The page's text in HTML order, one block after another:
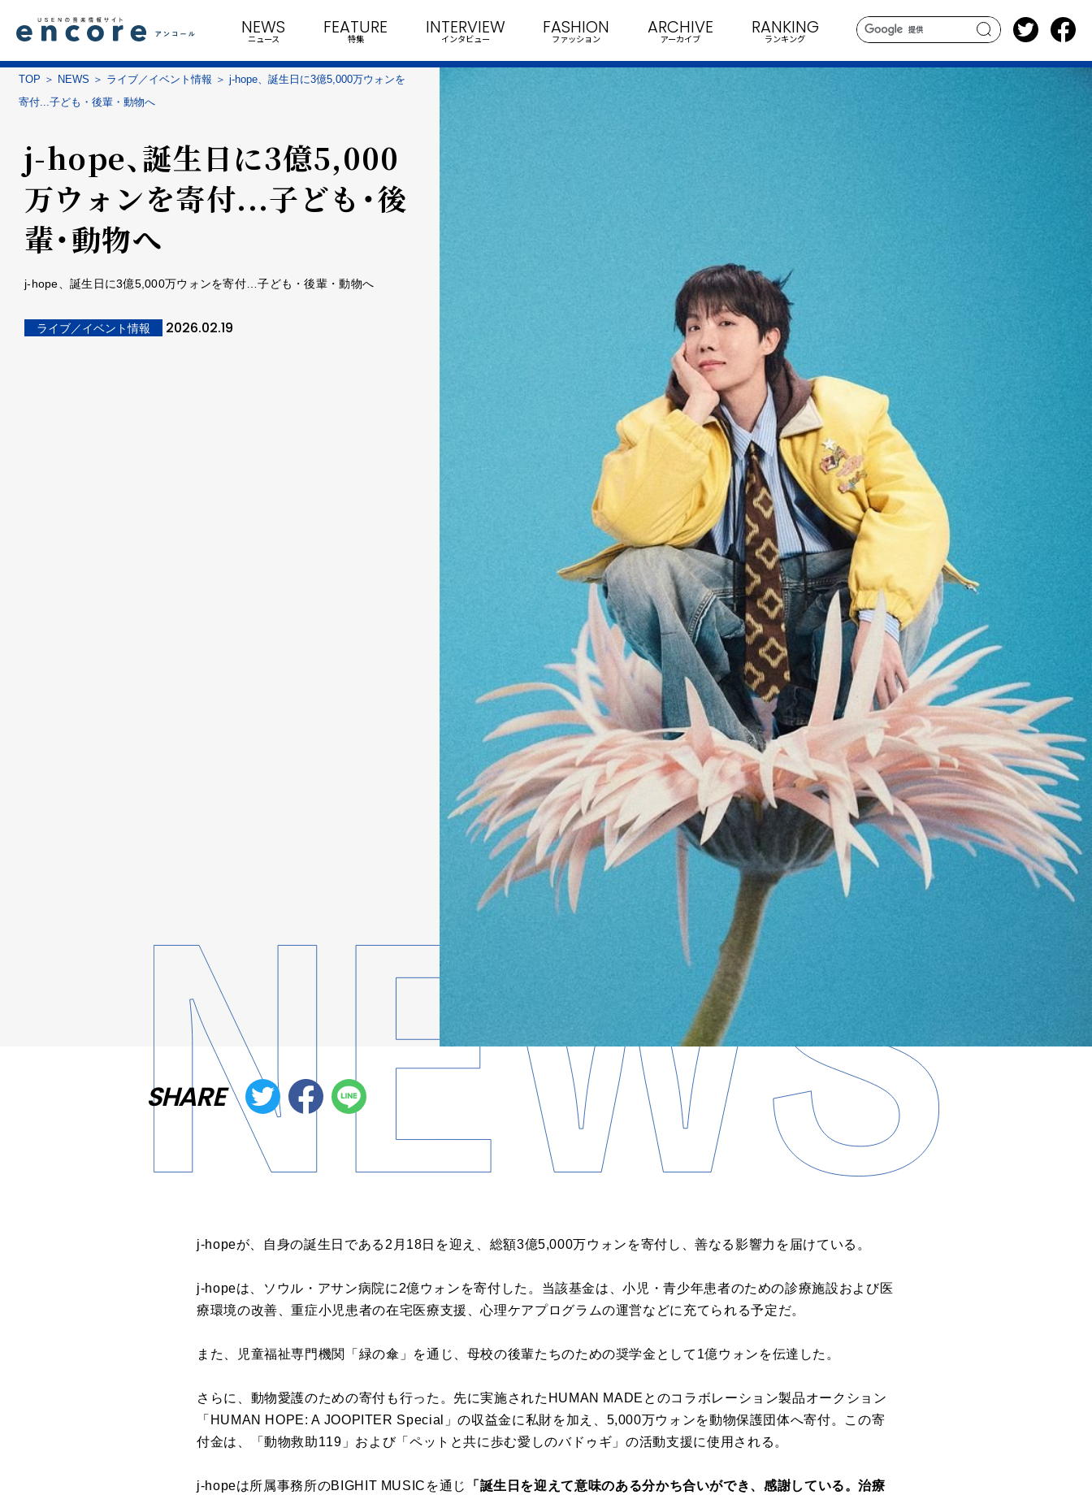
search
NEWS
ニュース
FEATURE
特集
INTERVIEW
インタビュー
FASHION
ファッション
ARCHIVE
アーカイブ
RANKING
ランキング
TOP NEWS ライブ／イベント情報
j-hope、誕生日に3億5,000万ウォンを
寄付...子ども・後輩・動物へ
j-hope、誕生日に3億5,000
万ウォンを寄付...子ども・後
輩・動物へ
j-hope、誕生日に3億5,000万ウォンを寄付…子ども・後輩・動物へ
ライブ／イベント情報 2026.02.19
SHARE
j-hopeが、自身の誕生日である2月18日を迎え、総額3億5,000万ウォンを寄付し、善なる影響力を届けている。
j-hopeは、ソウル・アサン病院に2億ウォンを寄付した。当該基金は、小児・青少年患者のための診療施設および医
療環境の改善、重症小児患者の在宅医療支援、心理ケアプログラムの運営などに充てられる予定だ。
また、児童福祉専門機関「緑の傘」を通じ、母校の後輩たちのための奨学金として1億ウォンを伝達した。
さらに、動物愛護のための寄付も行った。先に実施されたHUMAN MADEとのコラボレーション製品オークション
「HUMAN HOPE: A JOOPITER Special」の収益金に私財を加え、5,000万ウォンを動物保護団体へ寄付。この寄
付金は、「動物救助119」および「ペットと共に歩む愛しのバドゥギ」の活動支援に使用される。
j-hopeは所属事務所のBIGHIT MUSICを通じ
「誕生日を迎えて意味のある分かち合いができ、感謝している。治療